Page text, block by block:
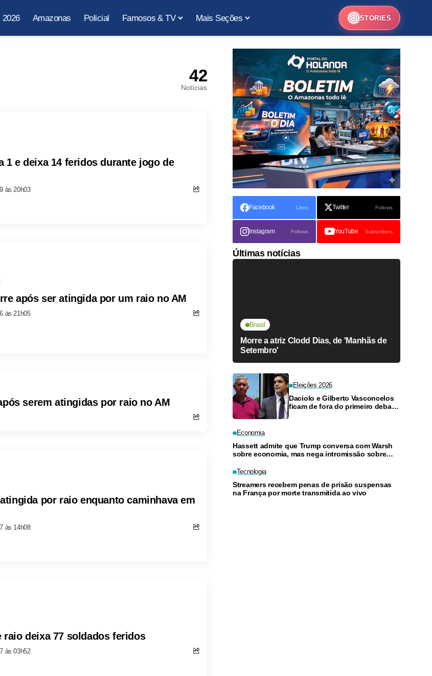
2026 Amazonas Policial Famosos & TV Mais Seções STORIES
42
Notícias
1 e deixa 14 feridos durante jogo de
às 20h03
após ser atingida por um raio no AM
às 21h05
serem atingidas por raio no AM
por raio enquanto caminhava em
às 14h08
raio deixa 77 soldados feridos
às 03h52
Facebook Likes Twitter Follows
Instagram Follows YouTube Subscribers
Últimas notícias
Brasil
Morre a atriz Clodd Dias, de 'Manhãs de
Setembro'
Eleições 2026
Daciolo e Gilberto Vasconcelos
ficam de fora do primeiro debate
Economia
Hassett admite que Trump conversa com Warsh
sobre economia, mas nega intromissão sobre
Tecnologia
Streamers recebem penas de prisão suspensas
na França por morte transmitida ao vivo